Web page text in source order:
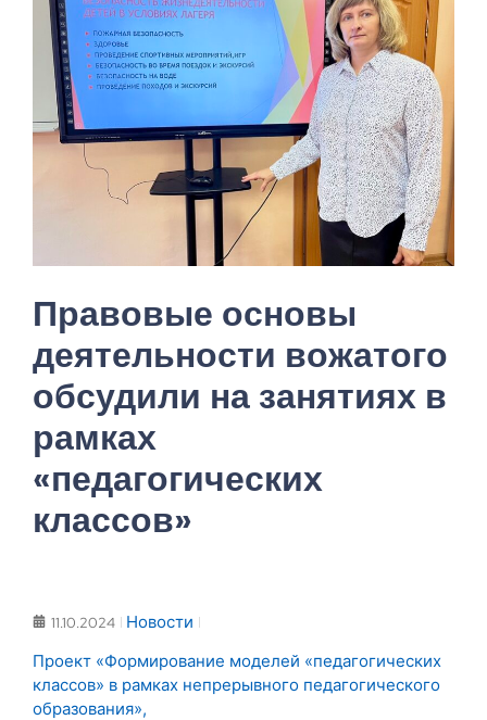
Правовые основы
деятельности вожатого
обсудили на занятиях в
рамках
«педагогических
классов»
11.10.2024
Новости
Проект «Формирование моделей «педагогических
классов» в рамках непрерывного педагогического
образования»,